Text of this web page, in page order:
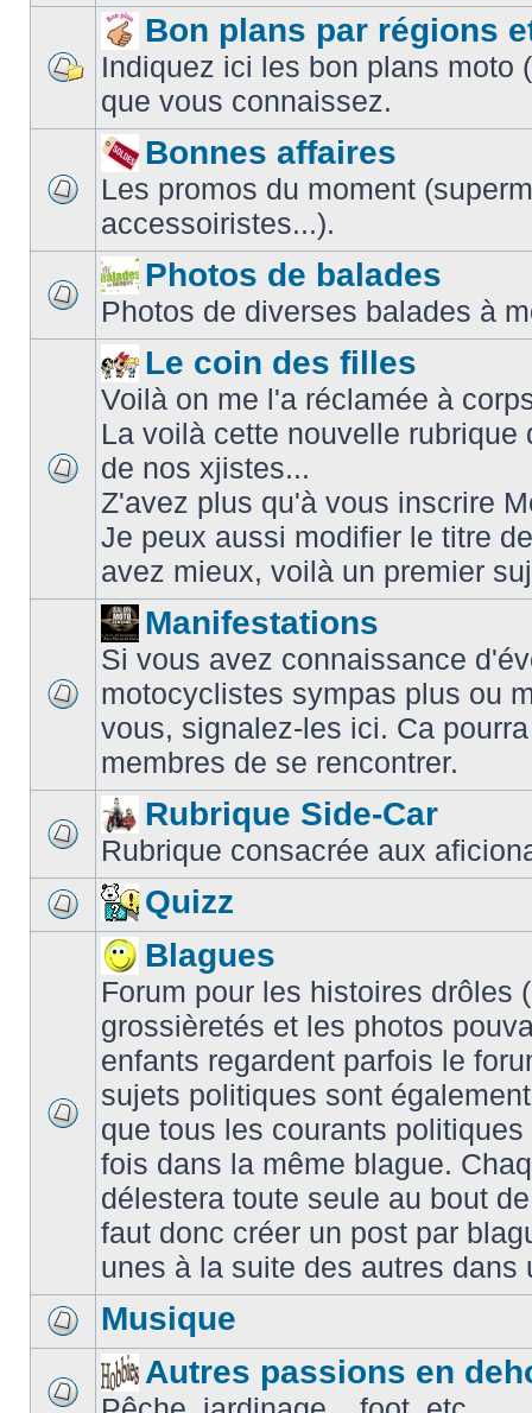
Bon plans par régions
Indiquez ici les bon plans moto
que vous connaissez.
Bonnes affaires
Les promos du moment
accessoiristes...).
Photos de balades
Photos de diverses balades à
Le coin des filles
Voilà on me l'a réclamée à
La voilà cette nouvelle
de nos xjistes...
Z'avez plus qu'à vous inscrire
Je peux aussi modifier le titre
avez mieux, voilà un premier
Manifestations
Si vous avez connaissance
motocyclistes sympas plus ou
vous, signalez-les ici. Ca
membres de se rencontrer.
Rubrique Side-Car
Rubrique consacrée aux
Quizz
Blagues
Forum pour les histoires drôles
grossièretés et les photos
enfants regardent parfois le
sujets politiques sont
que tous les courants
fois dans la même blague.
délestera toute seule au bout
faut donc créer un post par
unes à la suite des autres dans
Musique
Autres passions en